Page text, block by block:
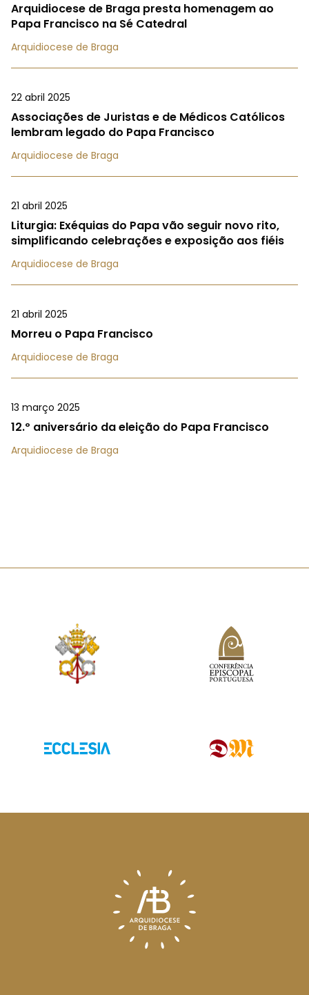
Arquidiocese de Braga presta homenagem ao
Papa Francisco na Sé Catedral
Arquidiocese de Braga
22 abril 2025
Associações de Juristas e de Médicos Católicos
lembram legado do Papa Francisco
Arquidiocese de Braga
21 abril 2025
Liturgia: Exéquias do Papa vão seguir novo rito,
simplificando celebrações e exposição aos fiéis
Arquidiocese de Braga
21 abril 2025
Morreu o Papa Francisco
Arquidiocese de Braga
13 março 2025
12.º aniversário da eleição do Papa Francisco
Arquidiocese de Braga